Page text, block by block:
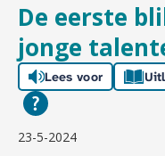
De eerste
jonge
Lees voor
23-5-2024